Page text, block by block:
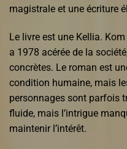
magistrale et une écriture
Le livre est une Kellia.
a 1978 acérée de la
concrètes. Le roman est
condition humaine, mais
personnages sont parfois
fluide, mais l’intrigue
maintenir l’intérêt.